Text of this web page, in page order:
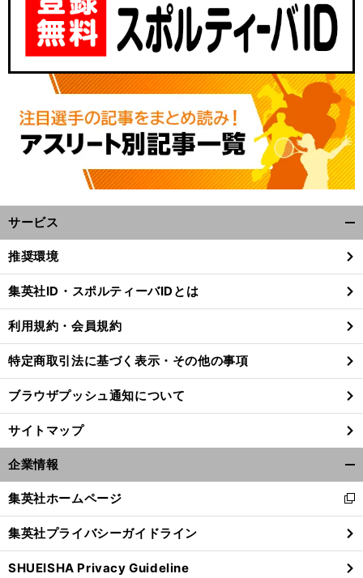
0
へ
サービス
閉
る
推奨環境
集英社ID・スポルティーバIDとは
利用規約・会員規約
特定商取引法に基づく表示・その他の事項
ブラウザプッシュ通知について
サイトマップ
企業情報
閉
る
集英社ホームページ
新
し
い
ウ
ィ
集英社プライバシーガイドライン
SHUEISHA Privacy Guideline